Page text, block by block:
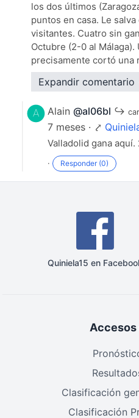
los dos últimos
puntos en casa. Le
visitantes. Cuatro sin
Octubre (2-0 al Málaga).
precisamente cortó una
ganar. Los visitantes
nueve. Una victoria en
empates, derrota,
Leganés ganar dos
factor cancha. Pero
Responder (1)
Expandir comentario
Alain @al06bl ↪
7 meses · ⤤
Valladolid gana aquí.
· Responder (0)
Quiniela15 en
Clasificación
Clasificación